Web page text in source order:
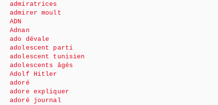
admiratrices
admirer moult
ADN
Adnan
ado dévale
adolescent parti
adolescent tunisien
adolescents âgés
Adolf Hitler
adoré
adore expliquer
adoré journal